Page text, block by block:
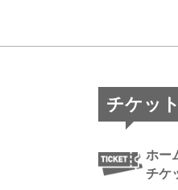
チケッ
ホー
チケ